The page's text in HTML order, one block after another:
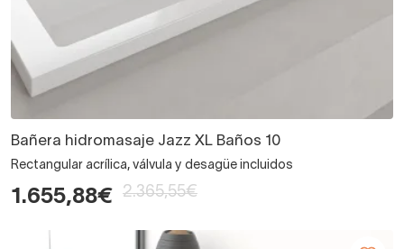
Bañera hidromasaje Jazz XL Baños 10
Rectangular acrílica, válvula y desagüe incluidos
1.655,88€ 2.365,55€